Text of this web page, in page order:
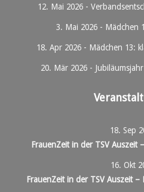
12. Mai 2026 -
3. Mai 2026- Mädchen
18. Apr 2026 - Mädchen 13:
20. Mär 2026 -
18. Sep
FrauenZeit in der TSV Auszeit
16. Okt
FrauenZeit in der TSV Auszeit